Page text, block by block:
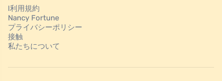
l利用規約
Nancy Fortune
プライバシーポリシー
接触
私たちについて